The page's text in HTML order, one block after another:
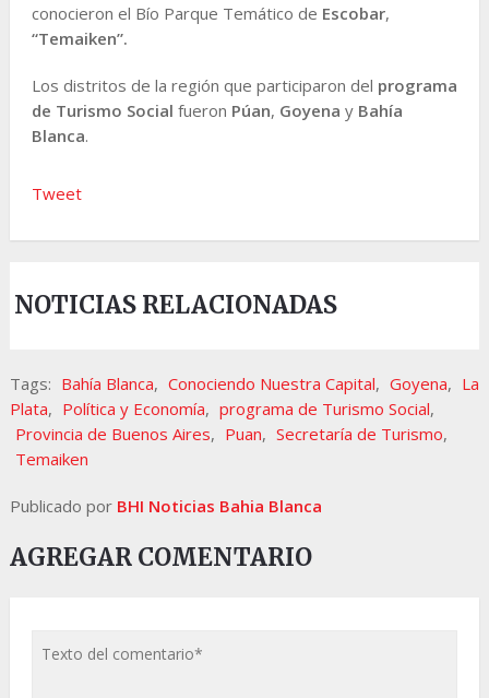
conocieron el Bío Parque Temático de Escobar,
“Temaiken”.
Los distritos de la región que participaron del programa
de Turismo Social fueron Púan, Goyena y Bahía
Blanca.
Tweet
NOTICIAS RELACIONADAS
Tags: Bahía Blanca, Conociendo Nuestra Capital, Goyena, La
Plata, Política y Economía, programa de Turismo Social,
Provincia de Buenos Aires, Puan, Secretaría de Turismo,
Temaiken
Publicado por BHI Noticias Bahia Blanca
AGREGAR COMENTARIO